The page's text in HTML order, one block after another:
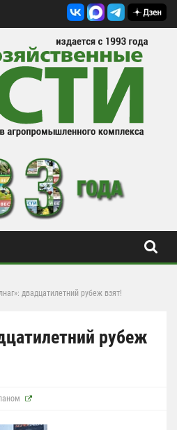
двадцатилетний рубеж взят!
рубеж